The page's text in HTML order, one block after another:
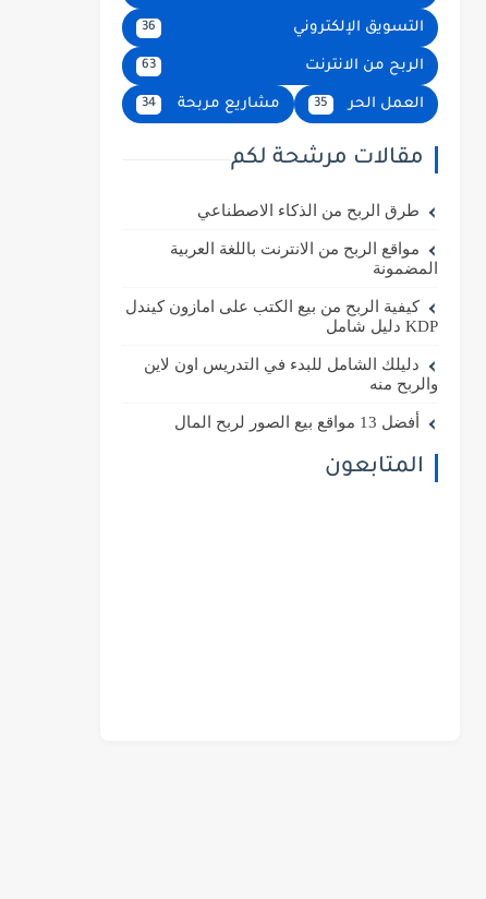
التسويق الإلكتروني 36
الربح من الانترنت 63
العمل الحر 35 مشاريع مربحة 34
مقالات مرشحة لكم
طرق الربح من الذكاء الاصطناعي
مواقع الربح من الانترنت باللغة العربية
المضمونة
كيفية الربح من بيع الكتب على امازون كيندل
KDP دليل شامل
دليلك الشامل للبدء في التدريس اون لاين
والربح منه
أفضل 13 مواقع بيع الصور لربح المال
المتابعون